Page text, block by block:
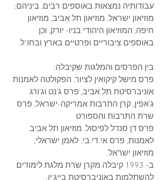
עבודותיה נמצאות באוספים רבים, ביניהם:
מוזיאון ישראל, מוזיאון תל אביב, מוזיאון
חיפה, המוזיאון היהודי בניו- יורק, וכן
באוספים ציבוריים ופרטיים בארץ ובחו"ל.
בין הפרסים והמלגות שקיבלה:
פרס מישל קיקואין לציור, הפקולטה לאמנות
אוניברסיטת תל אביב, פרס ג'נט וג'ורג
ג'אפין, קרן התרבות אמריקה-ישראל, פרס
שרת התרבות והספורט
פרס דן סנדל לפיסול, מוזיאון תל אביב
לאמנות, פרס אי.די.בי. לאמן ישראלי,
מוזיאון ישראל.
ב- 1993 קיבלה מקרן שרת מלגת לימודים
להשתלמות באוניברסיטת בייג'ין.